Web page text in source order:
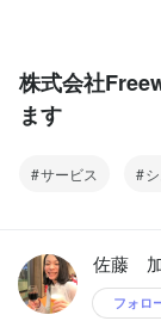
株式会社
ます
サービス
佐藤
フォロ